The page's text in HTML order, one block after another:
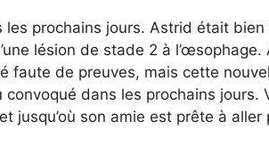
prochains jours. Astrid était
lésion de stade 2 à
faute de preuves, mais cette
dans les prochains jours.
jusqu’où son amie est prête à